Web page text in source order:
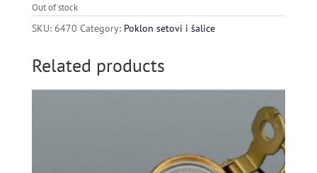
Out of stock
SKU: 6470 Category: Poklon setovi i šalice
Related products